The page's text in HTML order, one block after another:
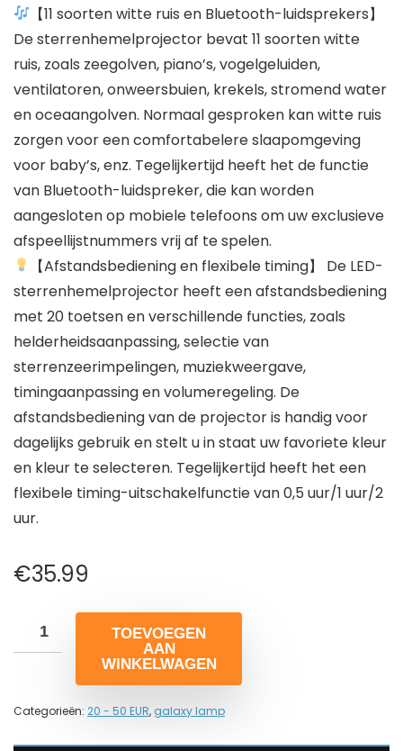
【11 soorten witte ruis en Bluetooth-luidsprekers】
De sterrenhemelprojector bevat 11 soorten witte
ruis, zoals zeegolven, piano’s, vogelgeluiden,
ventilatoren, onweersbuien, krekels, stromend water
en oceaangolven. Normaal gesproken kan witte ruis
zorgen voor een comfortabelere slaapomgeving
voor baby’s, enz. Tegelijkertijd heeft het de functie
van Bluetooth-luidspreker, die kan worden
aangesloten op mobiele telefoons om uw exclusieve
afspeellijstnummers vrij af te spelen.
【Afstandsbediening en flexibele timing】 De LED-
sterrenhemelprojector heeft een afstandsbediening
met 20 toetsen en verschillende functies, zoals
helderheidsaanpassing, selectie van
sterrenzeerimpelingen, muziekweergave,
timingaanpassing en volumeregeling. De
afstandsbediening van de projector is handig voor
dagelijks gebruik en stelt u in staat uw favoriete kleur
en kleur te selecteren. Tegelijkertijd heeft het een
flexibele timing-uitschakelfunctie van 0,5 uur/1 uur/2
uur.
€35.99
TOEVOEGEN
AAN
WINKELWAGEN
Categorieën: 20 - 50 EUR, galaxy lamp